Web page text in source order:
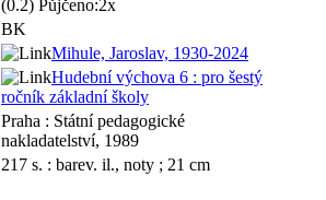
(0.2) Půjčeno:2x
BK
Mihule, Jaroslav, 1930-2024
Hudební výchova 6 : pro šestý
ročník základní školy
Praha : Státní pedagogické
nakladatelství, 1989
217 s. : barev. il., noty ; 21 cm